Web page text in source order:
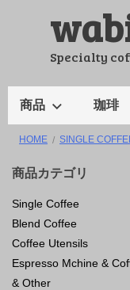
Specialty
商品 珈琲
HOME SINGLE
商品カテゴリ
Single Coffee
Blend Coffee
Coffee Utensils
Espresso Mchine &
& Other